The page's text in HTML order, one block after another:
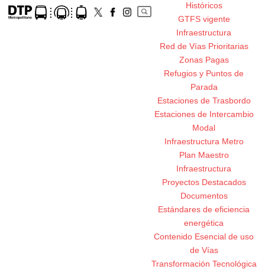
Históricos
GTFS vigente
Infraestructura
Red de Vías Prioritarias
Zonas Pagas
Refugios y Puntos de
Parada
Estaciones de Trasbordo
Estaciones de Intercambio
Modal
Infraestructura Metro
Plan Maestro
Infraestructura
Proyectos Destacados
Documentos
Estándares de eficiencia
energética
Contenido Esencial de uso
de Vías
Transformación Tecnológica